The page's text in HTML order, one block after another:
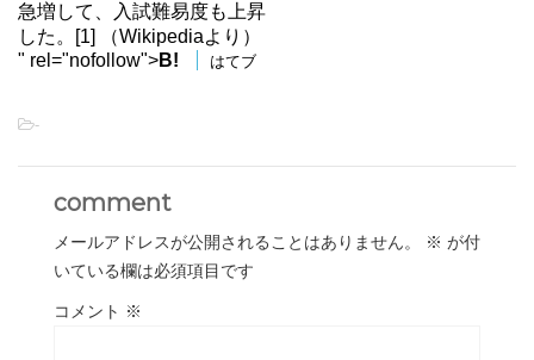
急増して、入試難易度も上昇
した。[1] （Wikipediaより）
" rel="nofollow">B! はてブ
-
comment
メールアドレスが公開されることはありません。 ※ が付
いている欄は必須項目です
コメント ※